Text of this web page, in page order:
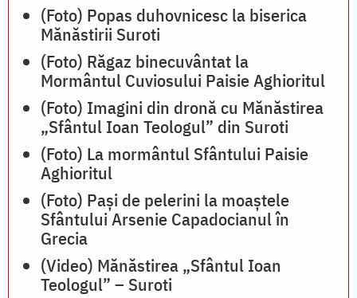
(Foto) Popas duhovnicesc la biserica
Mănăstirii Suroti
(Foto) Răgaz binecuvântat la
Mormântul Cuviosului Paisie Aghioritul
(Foto) Imagini din dronă cu Mănăstirea
„Sfântul Ioan Teologul” din Suroti
(Foto) La mormântul Sfântului Paisie
Aghioritul
(Foto) Pași de pelerini la moaștele
Sfântului Arsenie Capadocianul în
Grecia
(Video) Mănăstirea „Sfântul Ioan
Teologul” – Suroti